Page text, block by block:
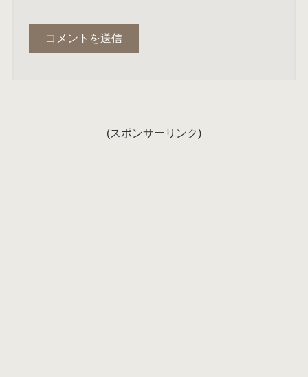
(スポンサーリンク)